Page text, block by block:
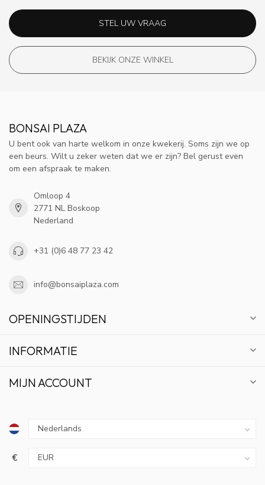
STEL UW VRAAG
BEKIJK ONZE WINKEL
BONSAI PLAZA
U bent ook van harte welkom in onze kwekerij. Soms zijn we op
een beurs. Wilt u zeker weten dat we er zijn? Bel gerust even
om een afspraak te maken.
Omloop 4
2771 NL Boskoop
Nederland
+31 (0)6 48 77 23 42
info@bonsaiplaza.com
OPENINGSTIJDEN
INFORMATIE
MIJN ACCOUNT
€